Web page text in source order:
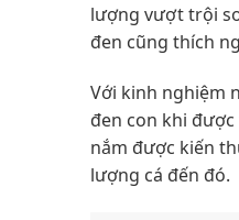
lượng vượt trội
đen cũng thích
Với kinh nghiệm
đen con khi
nắm được kiến
lượng cá đến đó.